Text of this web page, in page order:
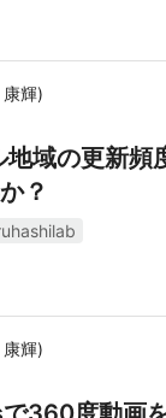
輝)
域の更新頻
？
輝)